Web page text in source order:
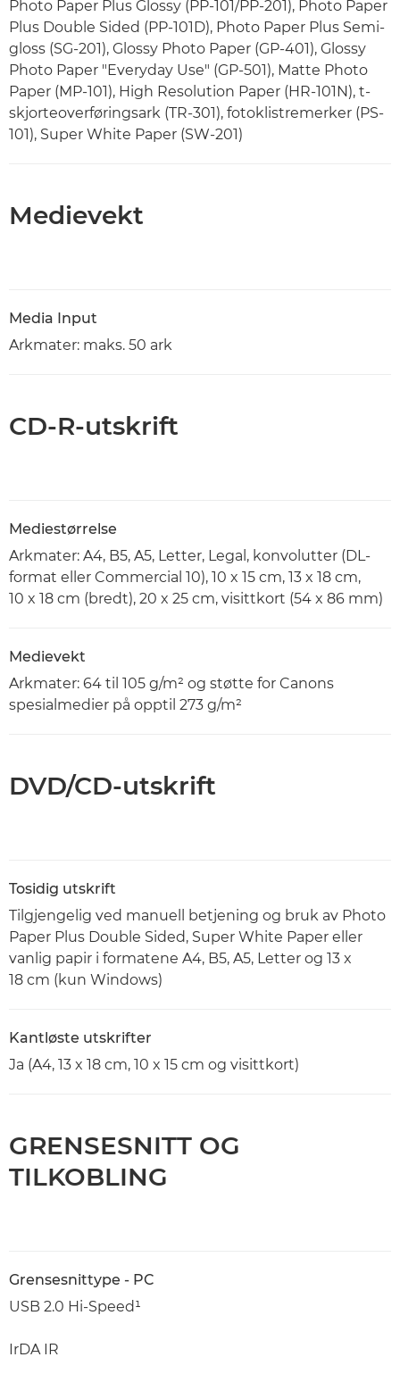
Photo Paper Plus Glossy (PP-101/PP-201), Photo Paper
Plus Double Sided (PP-101D), Photo Paper Plus Semi-
gloss (SG-201), Glossy Photo Paper (GP-401), Glossy
Photo Paper "Everyday Use" (GP-501), Matte Photo
Paper (MP-101), High Resolution Paper (HR-101N), t-
skjorteoverføringsark (TR-301), fotoklistremerker (PS-
101), Super White Paper (SW-201)
Medievekt
Media Input
Arkmater: maks. 50 ark
CD-R-utskrift
Mediestørrelse
Arkmater: A4, B5, A5, Letter, Legal, konvolutter (DL-
format eller Commercial 10), 10 x 15 cm, 13 x 18 cm,
10 x 18 cm (bredt), 20 x 25 cm, visittkort (54 x 86 mm)
Medievekt
Arkmater: 64 til 105 g/m² og støtte for Canons
spesialmedier på opptil 273 g/m²
DVD/CD-utskrift
Tosidig utskrift
Tilgjengelig ved manuell betjening og bruk av Photo
Paper Plus Double Sided, Super White Paper eller
vanlig papir i formatene A4, B5, A5, Letter og 13 x
18 cm (kun Windows)
Kantløste utskrifter
Ja (A4, 13 x 18 cm, 10 x 15 cm og visittkort)
GRENSESNITT OG
TILKOBLING
Grensesnittype - PC
USB 2.0 Hi-Speed¹
IrDA IR